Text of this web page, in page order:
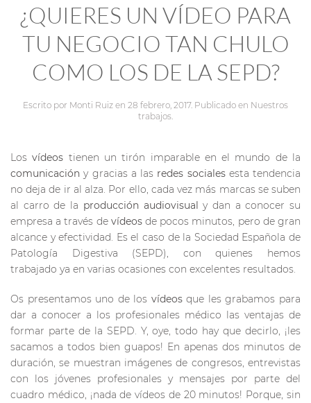
¿QUIERES UN VÍDEO PARA
TU NEGOCIO TAN CHULO
COMO LOS DE LA SEPD?
Escrito por Monti Ruiz en 28 febrero, 2017. Publicado en Nuestros
trabajos
Losvídeos tienen un tirón imparable en el mundo de la
comunicación y gracias a las redes socialesesta tendencia
no deja de ir al alza. Por ello, cada vez más marcas se suben
al carro de la producción audiovisual y dan a conocer su
empresa a través de vídeosde pocos minutos, pero de gran
alcance y efectividad. Es el caso de la Sociedad Española de
Patología Digestiva (SEPD), con quienes hemos
trabajado ya en varias ocasiones con excelentes resultados.
Os presentamos uno de los vídeosque les grabamos para
dar a conocer a los profesionales médico las ventajas de
formar parte de la SEPD. Y, oye, todo hay que decirlo, ¡les
sacamos a todos bien guapos! En apenas dos minutos de
duración, se muestran imágenes de congresos, entrevistas
con los jóvenes profesionales y mensajes por parte del
cuadro médico, ¡nada de vídeos de 20 minutos! Porque, sin